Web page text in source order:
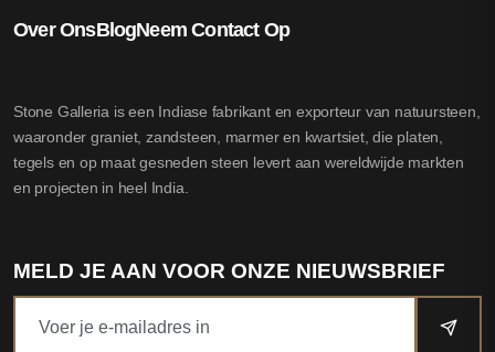
Over OnsBlogNeem Contact Op
Stone Galleria is een Indiase fabrikant en exporteur van natuursteen,
waaronder graniet, zandsteen, marmer en kwartsiet, die platen,
tegels en op maat gesneden steen levert aan wereldwijde markten
en projecten in heel India.
MELD JE AAN VOOR ONZE NIEUWSBRIEF